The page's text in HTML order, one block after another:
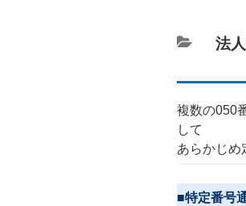
カ
ゴ
リ
法
複数の050
して
あらかじめ
■特定番号